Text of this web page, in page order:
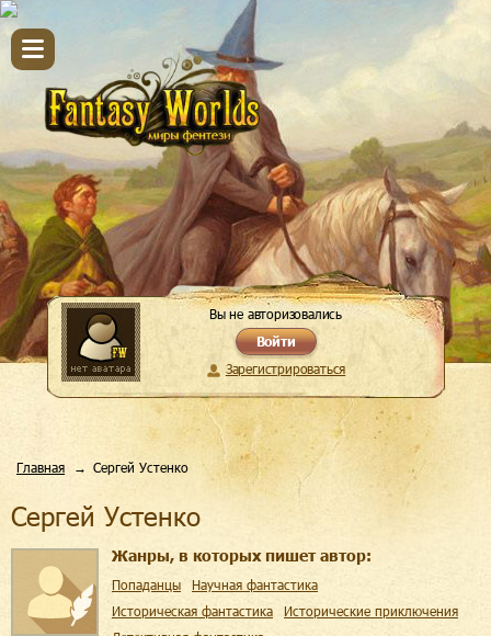
Вы не авторизовались
Войти
Зарегистрироваться
Главная Сергей Устенко
Сергей Устенко
Жанры, в которых пишет автор:
Попаданцы
Научная фантастика
Историческая фантастика
Исторические приключения